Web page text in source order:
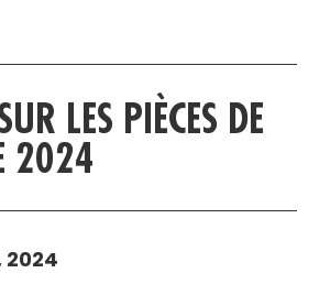
DE L'ARTICLE
LES PIÈCES DE
2024
2024